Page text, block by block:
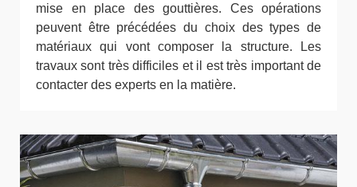
mise en place des gouttières. Ces opérations
peuvent être précédées du choix des types de
matériaux qui vont composer la structure. Les
travaux sont très difficiles et il est très important de
contacter des experts en la matière.